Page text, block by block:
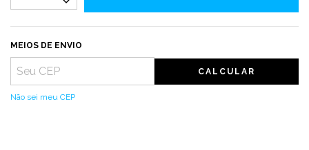
MEIOS DE ENVIO
CALCULAR
Não sei meu CEP